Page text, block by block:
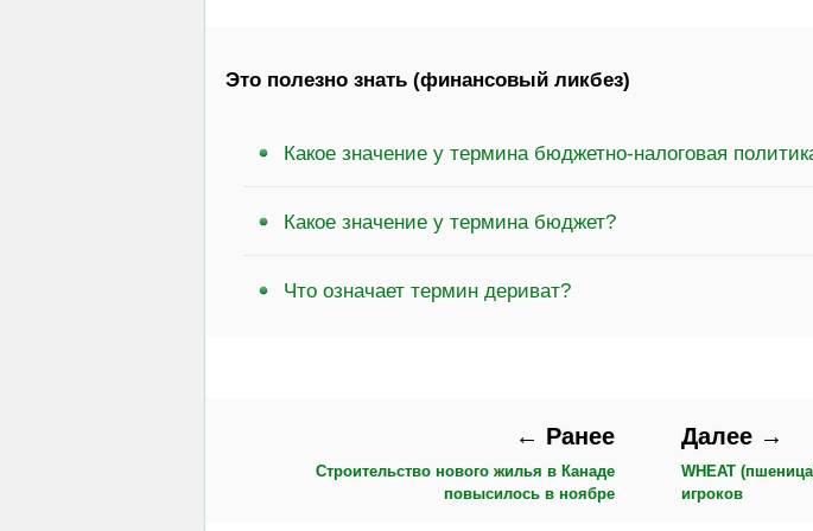
Это полезно знать (финансовый ликбез)
Какое значение у термина бюджетно-налоговая
Какое значение у термина бюджет?
Что означает термин дериват?
← Ранее
Строительство нового жилья в Канаде
повысилось в ноябре
Далее →
WHEAT
игроков